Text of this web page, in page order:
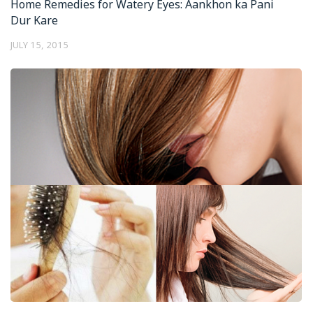
Home Remedies for Watery Eyes: Aankhon ka Pani
Dur Kare
JULY 15, 2015